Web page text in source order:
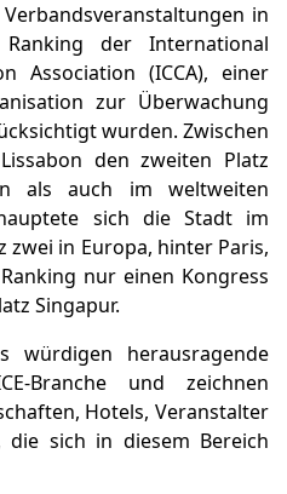
in
der International
Association (ICCA), einer
zur Überwachung
wurden. Zwischen
den zweiten Platz
als auch im weltweiten
sich die Stadt im
zwei in Europa, hinter Paris,
nur einen Kongress
Singapur.
würdigen herausragende
Branche und zeichnen
Hotels, Veranstalter
sich in diesem Bereich